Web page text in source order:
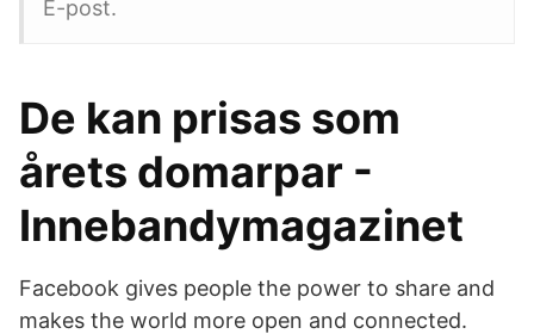
E-post.
De kan prisas som
årets domarpar -
Innebandymagazinet
Facebook gives people the power to share and
makes the world more open and connected.